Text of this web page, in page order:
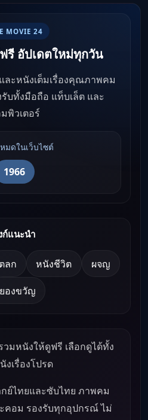
MOVIE 24
รี อัปเดตใหม่ทุกวัน
ละหนังเต็มเรื่องคุณภาพคม
บทั้งมือถือ แท็บเล็ต และ
พิวเตอร์
มดในเว็บไซต์
1966
ก์แนะนำ
ตลก หนังชีวิต ผจญ
องขวัญ
มหนังให้ดูฟรี เลือกดูได้ทั้ง
เรื่องโปรด
ย์ไทยและซับไทย ภาพคม
คอม รองรับทุกอุปกรณ์ ไม่